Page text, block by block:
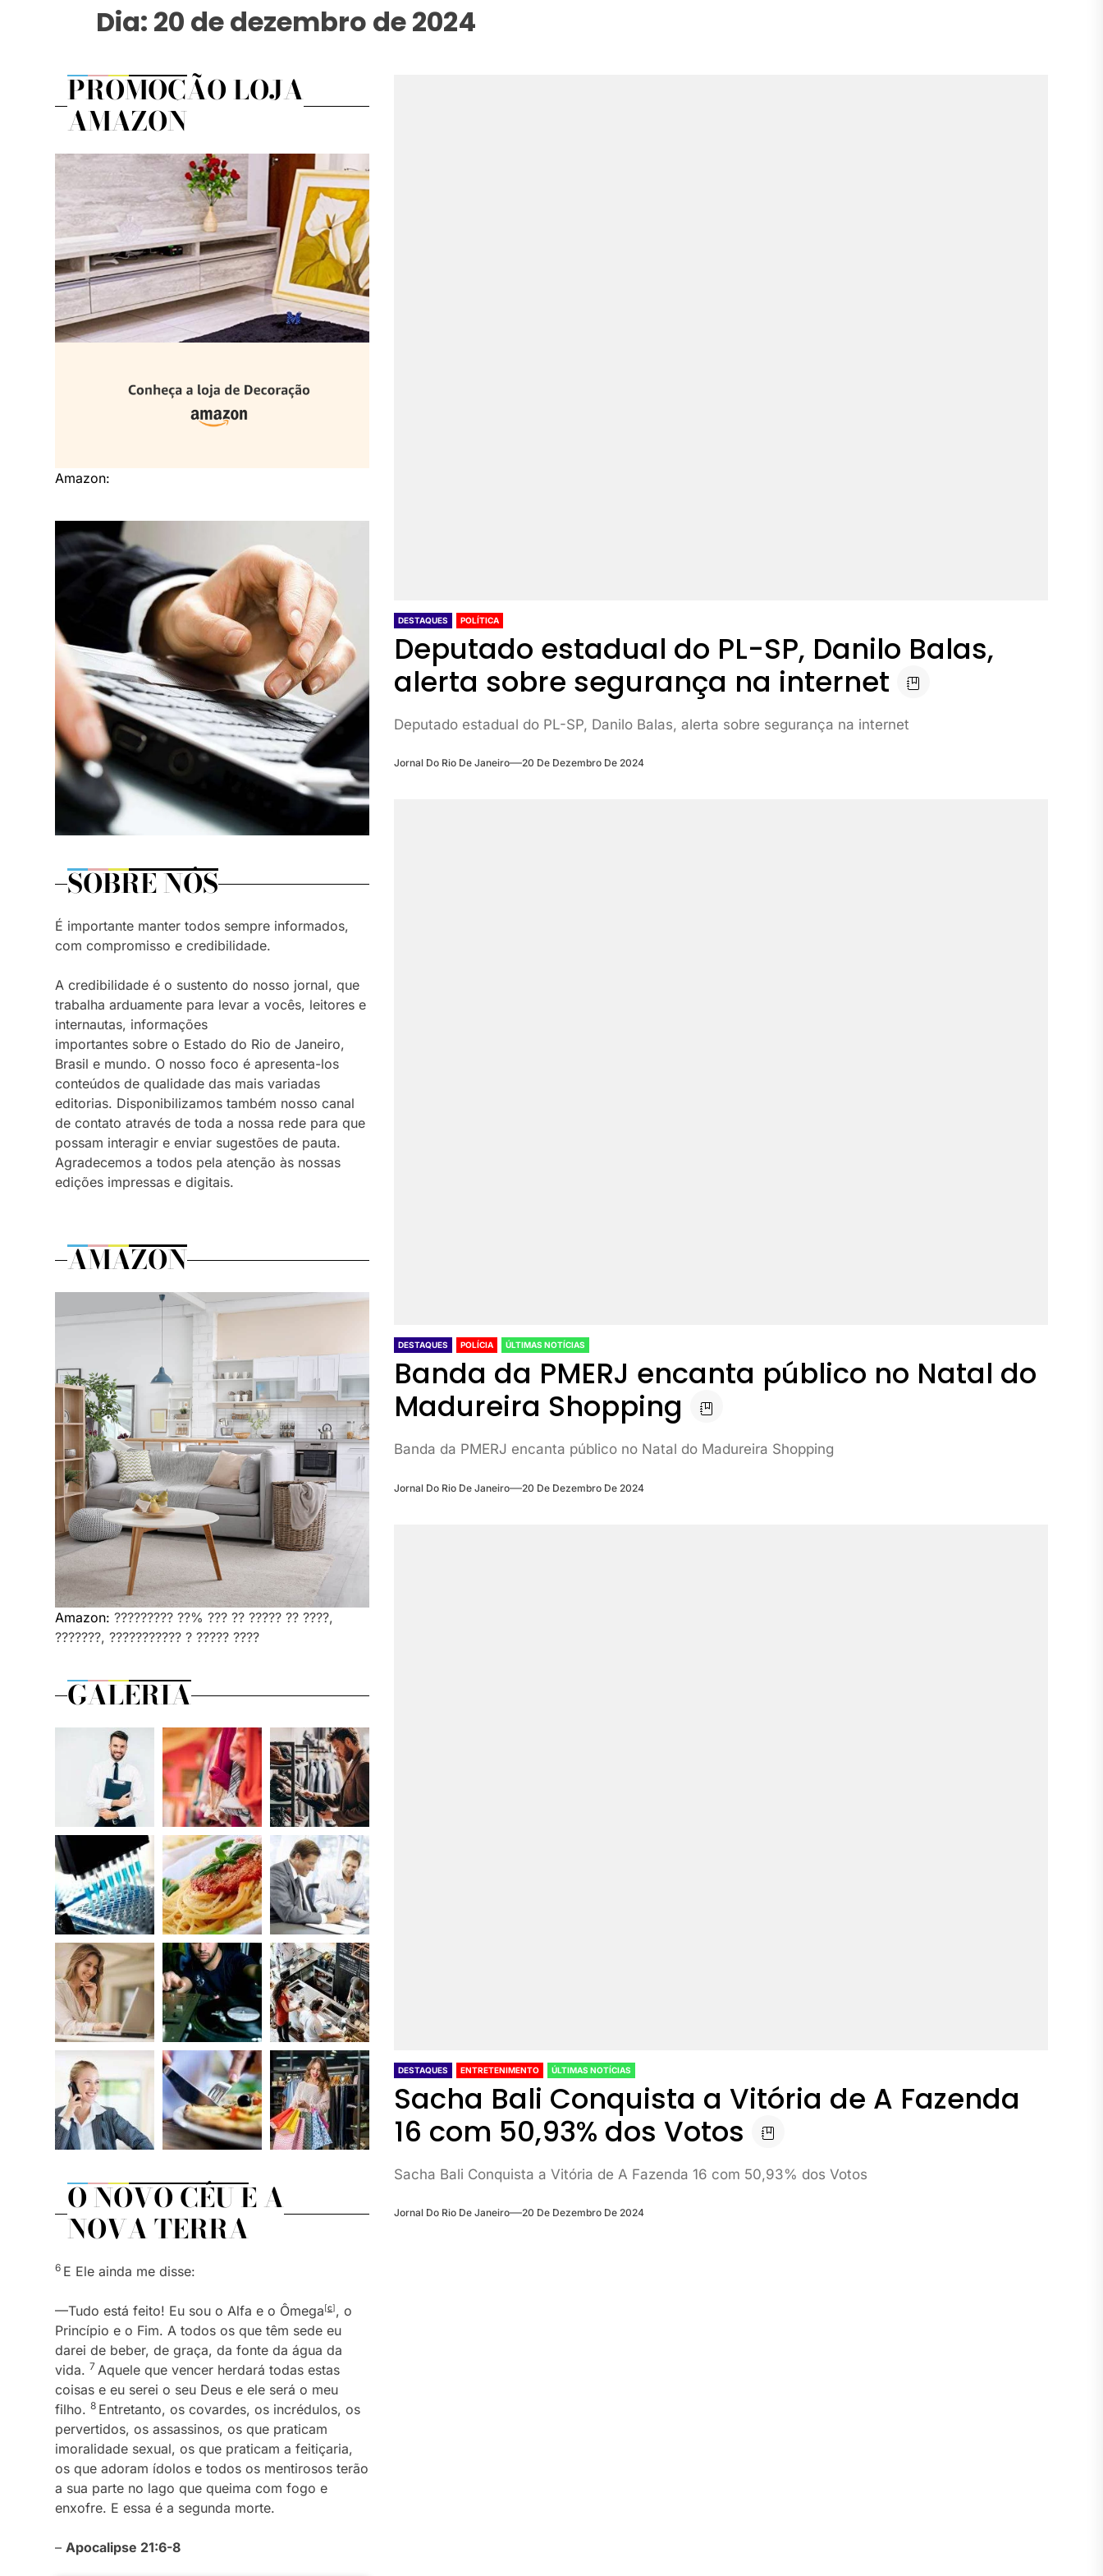
Dia: 20 de dezembro de 2024
DESTAQUES POLÍTICA
Deputado estadual do PL-SP, Danilo Balas,
alerta sobre segurança na internet
Deputado estadual do PL-SP, Danilo Balas, alerta sobre segurança na internet
Jornal Do Rio De Janeiro 20 De Dezembro De 2024
DESTAQUES POLÍCIA ÚLTIMAS NOTÍCIAS
Banda da PMERJ encanta público no Natal do
Madureira Shopping
Banda da PMERJ encanta público no Natal do Madureira Shopping
Jornal Do Rio De Janeiro 20 De Dezembro De 2024
DESTAQUES ENTRETENIMENTO ÚLTIMAS NOTÍCIAS
Sacha Bali Conquista a Vitória de A Fazenda
16 com 50,93% dos Votos
Sacha Bali Conquista a Vitória de A Fazenda 16 com 50,93% dos Votos
Jornal Do Rio De Janeiro 20 De Dezembro De 2024
PROMOÇÃO LOJA
AMAZON
Amazon:
SOBRE NÓS
É importante manter todos sempre informados,
com compromisso e credibilidade.
A credibilidade é o sustento do nosso jornal, que
trabalha arduamente para levar a vocês, leitores e
internautas, informações
importantes sobre o Estado do Rio de Janeiro,
Brasil e mundo. O nosso foco é apresenta-los
conteúdos de qualidade das mais variadas
editorias. Disponibilizamos também nosso canal
de contato através de toda a nossa rede para que
possam interagir e enviar sugestões de pauta.
Agradecemos a todos pela atenção às nossas
edições impressas e digitais.
AMAZON
Amazon: ????????? ??% ??? ?? ????? ?? ????,
???????, ??????????? ? ????? ????
GALERIA
O NOVO CÉU E A
NOVA TERRA
6 E Ele ainda me disse:
—Tudo está feito! Eu sou o Alfa e o Ômega[c], o
Princípio e o Fim. A todos os que têm sede eu
darei de beber, de graça, da fonte da água da
vida. 7 Aquele que vencer herdará todas estas
coisas e eu serei o seu Deus e ele será o meu
filho. 8 Entretanto, os covardes, os incrédulos, os
pervertidos, os assassinos, os que praticam
imoralidade sexual, os que praticam a feitiçaria,
os que adoram ídolos e todos os mentirosos terão
a sua parte no lago que queima com fogo e
enxofre. E essa é a segunda morte.
– Apocalipse 21:6-8